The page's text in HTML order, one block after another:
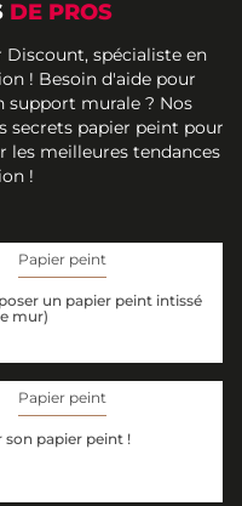
DE PROS
spécialiste en
! Besoin d'aide pour
support murale ? Nos
secrets papier peint pour
les meilleures tendances
!
Papier peint
un papier peint intissé
mur)
Papier peint
son papier peint !